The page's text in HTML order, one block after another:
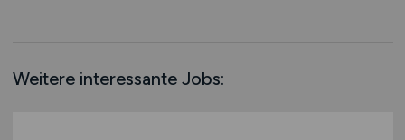
Europa
Weitere interessante Jobs: